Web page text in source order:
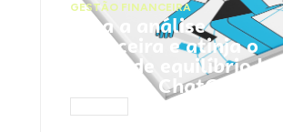
GESTÃO FINANCEIRA
Faça a análise
financeira e atinja o
ponto de equilíbrio |
Prompts ChatGPT